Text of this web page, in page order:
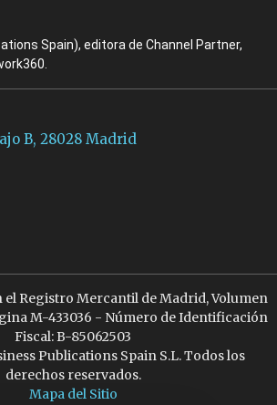
Spain), editora de Channel Partner,
B, 28028 Madrid
el Registro Mercantil de Madrid, Volumen
M-433036 - Número de Identificación
Fiscal: B-85062503
Publications Spain S.L. Todos los
derechos reservados.
Mapa del Sitio